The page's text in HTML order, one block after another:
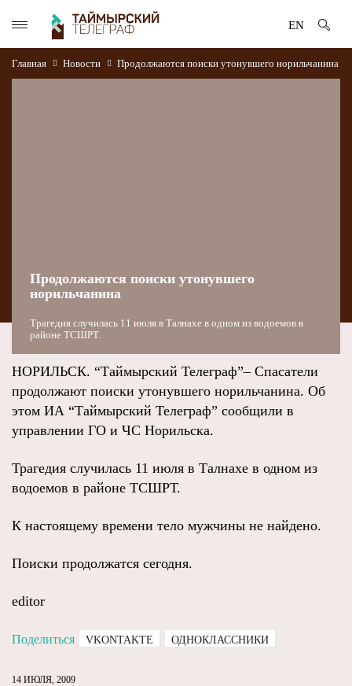
EN
Главная Новости Продолжаются поиски утонувшего норильчанина
Продолжаются поиски утонувшего
норильчанина
Трагедия случилась 11 июля в Талнахе в одном из водоемов в
районе ТСШРТ.
НОРИЛЬСК. “Таймырский Телеграф”– Спасатели
продолжают поиски утонувшего норильчанина. Об
этом ИА “Таймырский Телеграф” сообщили в
управлении ГО и ЧС Норильска.
Трагедия случилась 11 июля в Талнахе в одном из
водоемов в районе ТСШРТ.
К настоящему времени тело мужчины не найдено.
Поиски продолжатся сегодня.
editor
Поделиться VKONTAKTE ОДНОКЛАССНИКИ
14 ИЮЛЯ, 2009